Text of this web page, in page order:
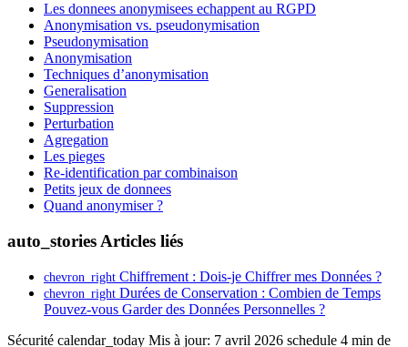
Les donnees anonymisees echappent au RGPD
Anonymisation vs. pseudonymisation
Pseudonymisation
Anonymisation
Techniques d’anonymisation
Generalisation
Suppression
Perturbation
Agregation
Les pieges
Re-identification par combinaison
Petits jeux de donnees
Quand anonymiser ?
auto_stories Articles liés
chevron_right Chiffrement : Dois-je Chiffrer mes Données ?
chevron_right Durées de Conservation : Combien de Temps
Pouvez-vous Garder des Données Personnelles ?
Sécurité calendar_today Mis à jour: 7 avril 2026 schedule 4 min de